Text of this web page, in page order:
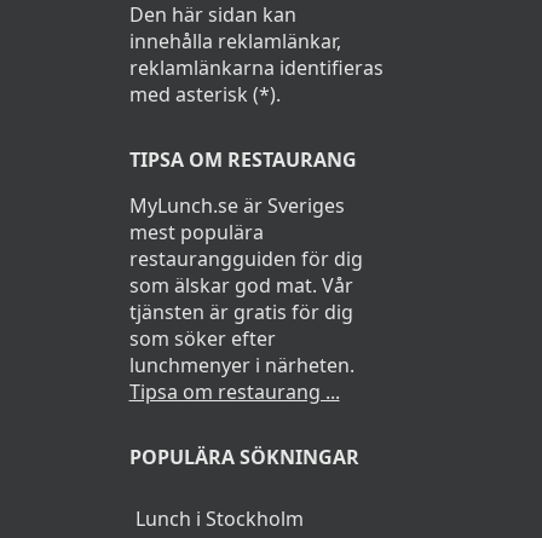
Den här sidan kan
innehålla reklamlänkar,
reklamlänkarna identifieras
med asterisk (*).
TIPSA OM RESTAURANG
MyLunch.se är Sveriges
mest populära
restaurangguiden för dig
som älskar god mat. Vår
tjänsten är gratis för dig
som söker efter
lunchmenyer i närheten.
Tipsa om restaurang ...
POPULÄRA SÖKNINGAR
Lunch i Stockholm